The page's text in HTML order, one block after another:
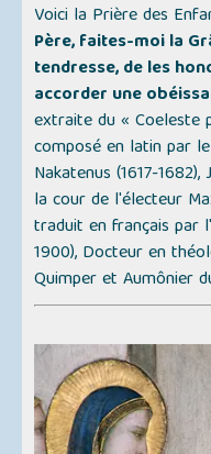
Voici la Prière des
Père, faites-moi la
tendresse, de les
accorder une
extraite du« Coeleste
composé en latin par
Nakatenus (1617-
la cour de l'électeur
traduit en français par
1900), Docteur en
Quimper et Aumônier